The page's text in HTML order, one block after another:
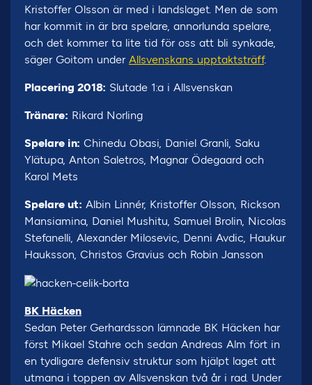
Kristoffer Olsson är med i landslaget. Men de som
har kommit in är bra spelare, annorlunda spelare,
och det kommer ta lite tid för oss att bli synkade,
säger Goitom under Allsvenskans upptaktsträff.
Placering 2018: Slutade 1:a i Allsvenskan
Tränare: Rikard Norling
Spelare in: Chinedu Obasi, Daniel Granli, Saku
Ylätupa, Anton Saletros, Magnar Ödegaard och
Karol Mets
Spelare ut: Albin Linnér, Kristoffer Olsson, Rickson
Mansiamina, Daniel Mushitu, Samuel Brolin, Nicolas
Stefanelli, Alexander Milosevic, Denni Avdic, Haukur
Hauksson, Christos Gravius och Robin Jansson
BK Häcken
Sedan Peter Gerhardsson lämnade BK Häcken har
först Mikael Stahre och sedan Andreas Alm fört in
en tydligare defensiv struktur som hjälpt laget att
utmana i toppen av Allsvenskan två år i rad. Under